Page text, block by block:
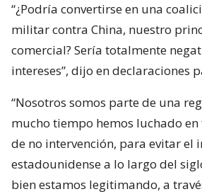
“¿Podría convertirse en una
militar contra China, nuestro
comercial? Sería totalmente
intereses”, dijo en declaraciones
“Nosotros somos parte de una
mucho tiempo hemos luchado
de no intervención, para evitar el
estadounidense a lo largo del
bien estamos legitimando, a